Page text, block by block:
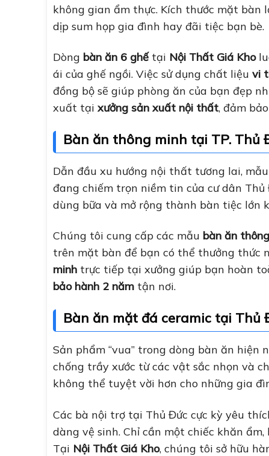
không gian ẩm thực. Kích thước mặt
dịp sum họp gia đình hay đãi tiệc bạn bè.
Dòng bàn ăn 6 ghếtại Nội Thất Giá Kho
ái của ghế ngồi. Việc sử dụng chất liệu vi
đồng bộ sẽ giúp phòng ăn của bạn đẹp
xuất tại xưởng sản xuất nội thất, đảm
Bàn ăn thông minh tại TP. Thủ
Dẫn đầu xu hướng nội thất tương lai, mẫu
đang chiếm trọn niềm tin của cư dân
dùng bữa và mở rộng thành bàn tiệc lớn
Chúng tôi cung cấp các mẫu bàn ăn
trên mặt bàn để bạn có thể thưởng thức
minh trực tiếp tại xưởng giúp bạn hoàn
bảo hành 2 năm tận nơi.
Bàn ăn mặt đá ceramic tại Thủ
Sản phẩm “vua” trong dòng bàn ăn hiện
chống trầy xước từ các vật sắc nhọn và
không thể tuyệt vời hơn cho những gia
Các bà nội trợ tại Thủ Đức cực kỳ yêu
dàng vệ sinh. Chỉ cần một chiếc khăn ẩm,
Tại Nội Thất Giá Kho, chúng tôi sở hữu